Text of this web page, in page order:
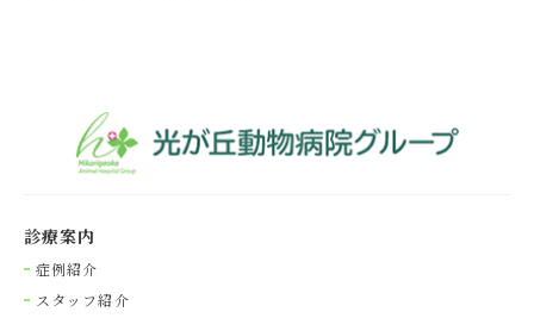
診療案内
症例紹介
スタッフ紹介